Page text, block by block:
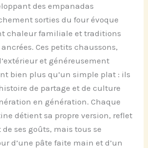
des empanadas
sorties du four évoque
chaleur familiale et traditions
Ces petits chaussons,
et généreusement
bien plus qu’un simple plat : ils
de partage et de culture
en génération. Chaque
détient sa propre version, reflet
ses goûts, mais tous se
d’une pâte faite main et d’un